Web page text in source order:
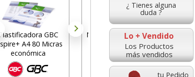
¿ Tienes alguna
duda ?
Lo + Vendido
Los Productos
más vendidos
tu Pedido
adhesivas, cubo
76x76 taco de 400
hojas amarillo
soporte para elevar
ordenador portatil
Fellowes Office-suite